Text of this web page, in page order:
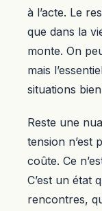
à l’acte. Le
que dans la
monte. On
mais
situations
Reste une
tension n’est
coûte. Ce
C’est un état
rencontres,